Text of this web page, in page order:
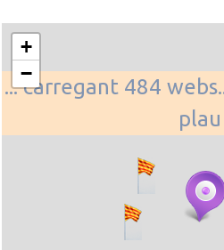
... carregant 484
plau
+
−